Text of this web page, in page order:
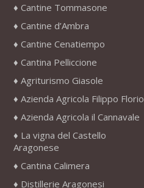
Cantine Tommasone
Cantine d’Ambra
Cantine Cenatiempo
Cantina Pelliccione
Agriturismo Giasole
Azienda Agricola Filippo Florio
Azienda Agricola il Cannavale
La vigna del Castello
Aragonese
Cantina Calimera
Distillerie Aragonesi